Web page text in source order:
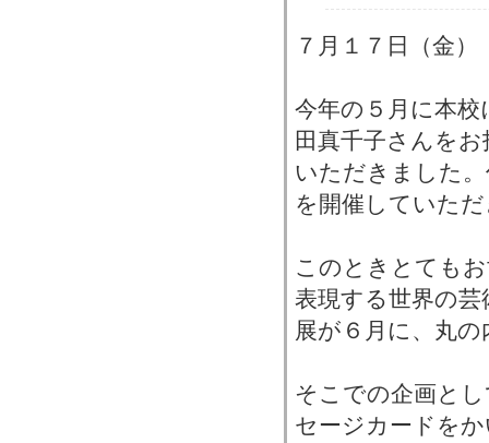
７月１７日（金）
今年の５月に本
田真千子さんを
いただきました
を開催していた
このときとても
表現する世界の
展が６月に、丸
そこでの企画と
セージカードを